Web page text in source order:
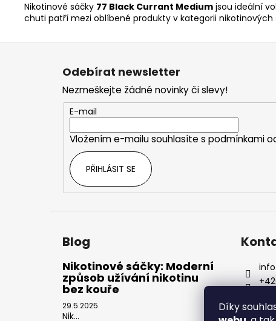
Díky
Nikotinové sáčky 77 Black Currant Medium jsou ideální
chuti patří mezi oblíbené produkty v kategorii nikotinových
Z
Odebírat newsletter
Nezmeškejte žádné novinky či slevy!
E-mail
Vložením e-mailu souhlasíte s podmínkami
PŘIHLÁSIT SE
Blog
Nikotinové sáčky: Moderní
způsob užívání nikotinu
bez kouře
29.5.2025
Nik...
info